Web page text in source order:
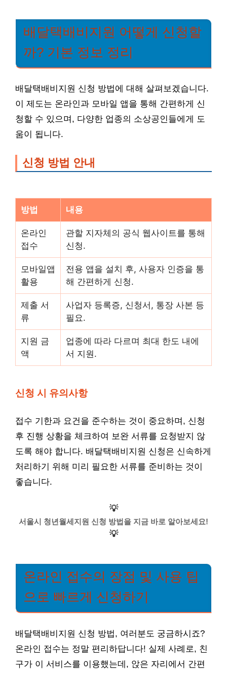
배달택배비지원 어떻게 신청할
까? 기본 정보 정리
배달택배비지원 신청 방법에 대해 살펴보겠습니다.
이 제도는 온라인과 모바일 앱을 통해 간편하게 신
청할 수 있으며, 다양한 업종의 소상공인들에게 도
움이 됩니다.
신청 방법 안내
방법 내용
온라인
접수
관할 지자체의 공식 웹사이트를 통해
신청.
모바일앱
활용
전용 앱을 설치 후, 사용자 인증을 통
해 간편하게 신청.
제출 서
류
사업자 등록증, 신청서, 통장 사본 등
필요.
지원 금
액
업종에 따라 다르며 최대 한도 내에
서 지원.
신청 시 유의사항
접수 기한과 요건을 준수하는 것이 중요하며, 신청
후 진행 상황을 체크하여 보완 서류를 요청받지 않
도록 해야 합니다. 배달택배비지원 신청은 신속하게
처리하기 위해 미리 필요한 서류를 준비하는 것이
좋습니다.
💡
서울시 청년월세지원 신청 방법을 지금 바로 알아보세요!
💡
온라인 접수의 장점 및 사용 팁
으로 빠르게 신청하기
배달택배비지원 신청 방법, 여러분도 궁금하시죠?
온라인 접수는 정말 편리하답니다! 실제 사례로, 친
구가 이 서비스를 이용했는데, 앉은 자리에서 간편